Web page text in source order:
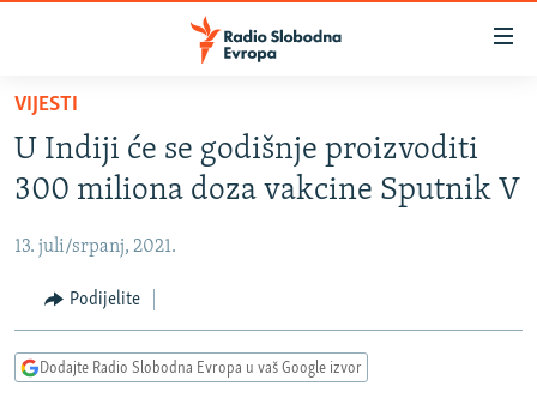
Pređite
glavni
sadržaj
na
navigaciju
Pređite
na
VIJESTI
BOSNA I HERCEGOVINA
KOSOVO
CRNA GORA
VIDEO
PODCASTI
VIJESTI
U Indiji će se godišnje proizvoditi
300 miliona doza vakcine Sputnik V
13. juli/srpanj, 2021.
Podijelite
Dodajte Radio Slobodna Evropa u vaš Google izvor